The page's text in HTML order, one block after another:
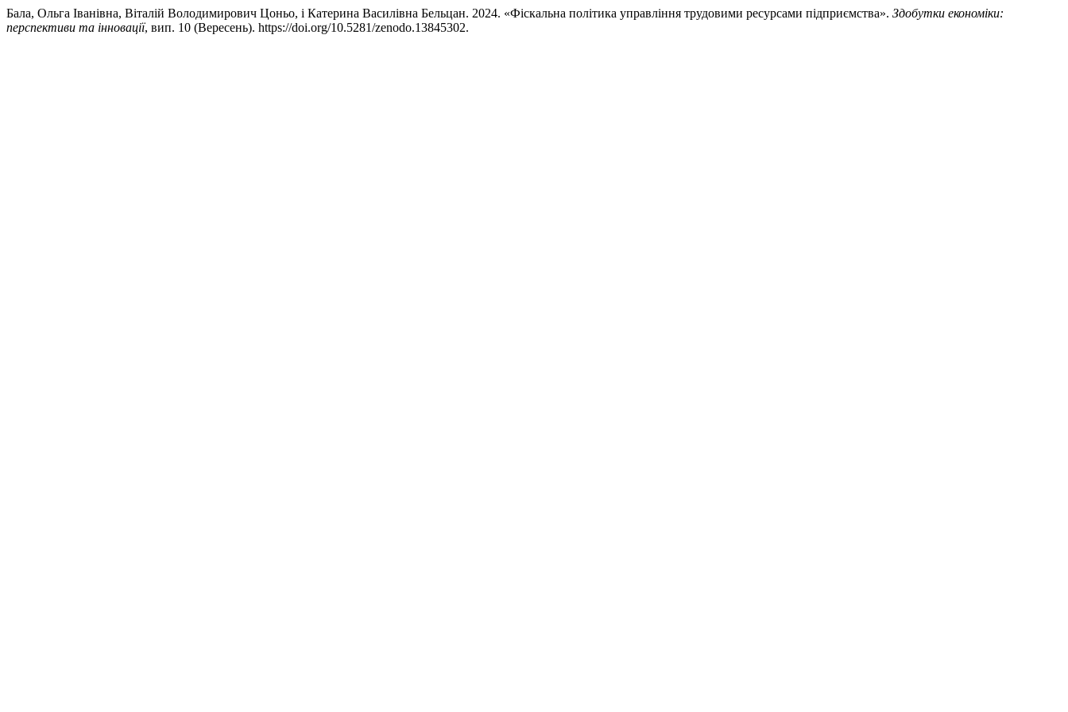
Бала, Ольга Іванівна, Віталій Володимирович Цоньо, і Катерина Василівна Бельцан. 2024. «Фіскальна політика управління трудовими ресурсами підприємства». Здобутки економіки:
перспективи та інновації, вип. 10 (Вересень). https://doi.org/10.5281/zenodo.13845302.